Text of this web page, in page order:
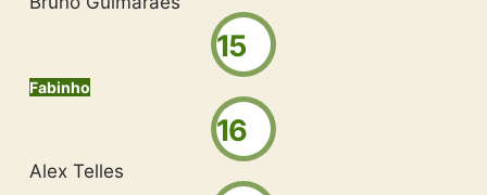
15
Fabinho
16
Alex Telles